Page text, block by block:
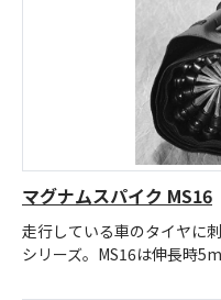
マグナムスパイク MS16
走行している車のタイヤに
シリーズ。MS16は伸長時